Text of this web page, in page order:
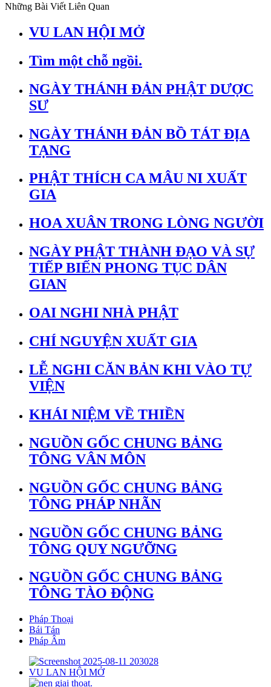
Những Bài Viết Liên Quan
VU LAN HỘI MỞ
Tìm một chỗ ngồi.
NGÀY THÁNH ĐẢN PHẬT DƯỢC
SƯ
NGÀY THÁNH ĐẢN BỒ TÁT ĐỊA
TẠNG
PHẬT THÍCH CA MÂU NI XUẤT
GIA
HOA XUÂN TRONG LÒNG NGƯỜI
NGÀY PHẬT THÀNH ĐẠO VÀ SỰ
TIẾP BIẾN PHONG TỤC DÂN
GIAN
OAI NGHI NHÀ PHẬT
CHÍ NGUYỆN XUẤT GIA
LỄ NGHI CĂN BẢN KHI VÀO TỰ
VIỆN
KHÁI NIỆM VỀ THIỀN
NGUỒN GỐC CHUNG BẢNG
TÔNG VÂN MÔN
NGUỒN GỐC CHUNG BẢNG
TÔNG PHÁP NHÃN
NGUỒN GỐC CHUNG BẢNG
TÔNG QUY NGƯỠNG
NGUỒN GỐC CHUNG BẢNG
TÔNG TÀO ĐỘNG
Pháp Thoại
Bái Tán
Pháp Âm
VU LAN HỘI MỞ